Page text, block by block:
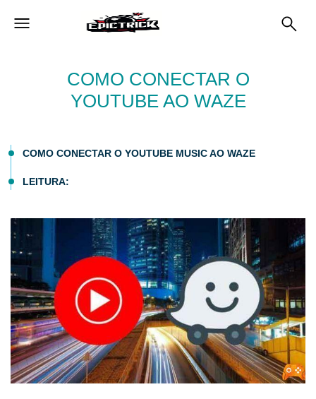
COMO CONECTAR O
YOUTUBE AO WAZE
COMO CONECTAR O YOUTUBE MUSIC AO WAZE
LEITURA: